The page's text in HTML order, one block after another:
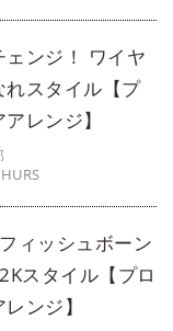
ンジ！ ワイヤ
れスタイル【プ
レンジ】
ィッシュボーン
スタイル【プロ
ンジ】